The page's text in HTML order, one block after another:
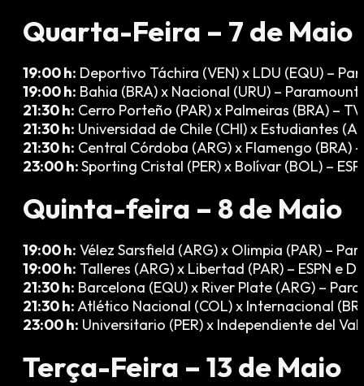
Quarta-Feira – 7 de Maio
19:00 h: Deportivo Táchira (VEN) x LDU (EQU) –
19:00 h: Bahia (BRA) x Nacional (URU) –
21:30 h: Cerro Porteño (PAR) x Palmeiras (BRA) –
21:30 h: Universidad de Chile (CHI) x Estudiantes
21:30 h: Central Córdoba (ARG) x Flamengo (BRA)
23:00 h:Sporting Cristal (PER) x Bolívar (BOL) –
Quinta-feira – 8 de Maio
19:00 h: Vélez Sarsfield (ARG) x Olimpia (PAR) –
19:00 h: Talleres (ARG) x Libertad (PAR) – ESPN e
21:30 h: Barcelona (EQU) x River Plate (ARG) –
21:30 h:Atlético Nacional (COL) x Internacional
23:00 h: Universitario (PER) x Independiente del
Terça-Feira – 13 de Maio